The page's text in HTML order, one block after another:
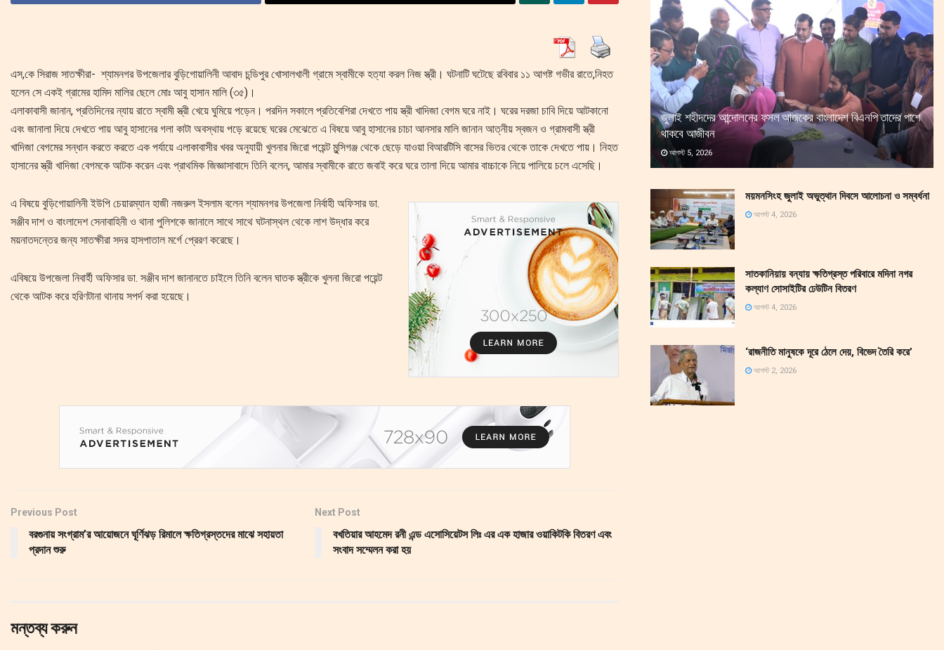
এস,কে সিরাজ সাতক্ষীরা- শ্যামনগর উপজেলার বুড়িগোয়ালিনী আবাদ চন্ডিপুর খোসালখালী গ্রামে স্বামীকে হত্যা করল নিজ স্ত্রী। ঘটনাটি ঘটেছে রবিবার ১১ আগষ্ট গভীর রাতে,নিহত
হলেন সে একই গ্রামের হামিদ মালির ছেলে মোঃ আবু হাসান মালি (৩৫)।
এলাকাবাসী জানান, প্রতিদিনের ন্যায় রাতে স্বামী স্ত্রী খেয়ে ঘুমিয়ে পড়েন। পরদিন সকালে প্রতিবেশিরা দেখতে পায় স্ত্রী খাদিজা বেগম ঘরে নাই। ঘরের দরজা চাবি দিয়ে আটকানো
এবং জানালা দিয়ে দেখতে পায় আবু হাসানের গলা কাটা অবস্থায় পড়ে রয়েছে ঘরের মেঝেতে এ বিষয়ে আবু হাসানের চাচা আনসার মালি জানান আত্নীয় স্বজন ও গ্রামবাসী স্ত্রী
খাদিজা বেগমের সন্ধান করতে করতে এক পর্যায়ে এলাকাবাসীর খবর অনুযায়ী খুলনার জিরো পয়েন্ট মুন্সিগঞ্জ থেকে ছেড়ে যাওয়া বিআরটিসি বাসের ভিতর থেকে তাকে দেখতে পায়। নিহত
হাসানের স্ত্রী খাদিজা বেগমকে আটক করেন এবং প্রাথমিক জিজ্ঞাসাবাদে তিনি বলেন, আমার স্বামীকে রাতে জবাই করে ঘরে তালা দিয়ে আমার বাচ্চাকে নিয়ে পালিয়ে চলে এসেছি।
এ বিষয়ে বুড়িগোয়ালিনী ইউপি চেয়ারম্যান হাজী নজরুল ইসলাম বলেন শ্যামনগর উপজেলা নির্বাহী অফিসার ডা.
সঞ্জীব দাশ ও বাংলাদেশ সেনাবাহিনী ও থানা পুলিশকে জানালে সাথে সাথে ঘটনাস্থল থেকে লাশ উদ্ধার করে
ময়নাতদন্তের জন্য সাতক্ষীরা সদর হাসপাতাল মর্গে প্রেরণ করেছে।
এবিষয়ে উপজেলা নিবার্হী অফিসার ডা. সঞ্জীব দাশ জানানতে চাইলে তিনি বলেন ঘাতক স্ত্রীকে খুলনা জিরো পয়েন্ট
থেকে আটক করে হরিণটানা থানায় সপর্দ করা হয়েছে।
Previous Post
বরগুনায় সংগ্রাম’র আয়োজনে ঘূর্ণিঝড় রিমালে ক্ষতিগ্রস্তদের মাঝে সহায়তা
প্রদান শুরু
Next Post
বখতিয়ার আহমেদ রনী এন্ড এসোসিয়েটস লিঃ এর এক হাজার ওয়াকিটকি বিতরণ এবং
সংবাদ সম্মেলন করা হয়
মন্তব্য করুন
জুলাই শহীদদের আন্দোলনের ফসল আজকের বাংলাদেশ বিএনপি তাদের পাশে
থাকবে আজীবন
আগস্ট 5, 2026
ময়মনসিংহ জুলাই অভুত্থান দিবসে আলোচনা ও সম্বর্ধনা
আগস্ট 4, 2026
সাতকানিয়ায় বন্যায় ক্ষতিগ্রস্ত পরিবারে মদিনা নগর
কল্যাণ সোসাইটির ঢেউটিন বিতরণ
আগস্ট 4, 2026
‘রাজনীতি মানুষকে দূরে ঠেলে দেয়, বিভেদ তৈরি করে’
আগস্ট 2, 2026